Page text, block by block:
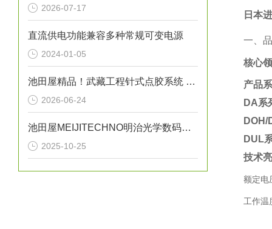
2026-07-17
直流供电功能兼容多种常规可变电源
2024-01-05
池田屋精品！武藏工程针式点胶系统 NEEDLE SPOTTER 350PC 参数介绍
2026-06-24
池田屋MEIJITECHNO明治光学数码变焦显微镜MS-40DR应用指南
2025-10-25
日本
一、
核心
产品
DA系
DOH/
DUL
技术
额定电
工作